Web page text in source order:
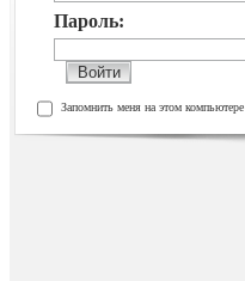
Пароль:
Запомнить меня на этом компьютере